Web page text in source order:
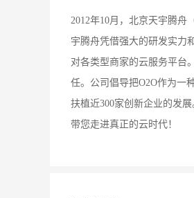
2012年10月，北京天宇腾舟
宇腾舟凭借强大的研发实力
对各类型商家的云服务平台
任。公司倡导把O2O作为一
扶植近300家创新企业的发
带您走进真正的云时代！